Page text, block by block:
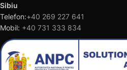
Sibiu
Telefon:+40 269 227 641
Mobil: +40 731 333 834